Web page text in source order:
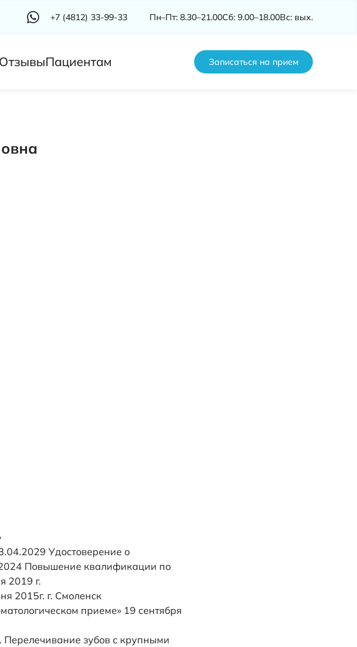
+7 (4812) 33-99-33 Пн–Пт: 8.30–21.00Сб: 9.00–18.00Вс: вых.
ОтзывыПациентам Записаться на прием
Удостоверение о
Повышение квалификации по
2019 г.
2015г. г. Смоленск
приеме» 19 сентября
Перелечивание зубов с крупными